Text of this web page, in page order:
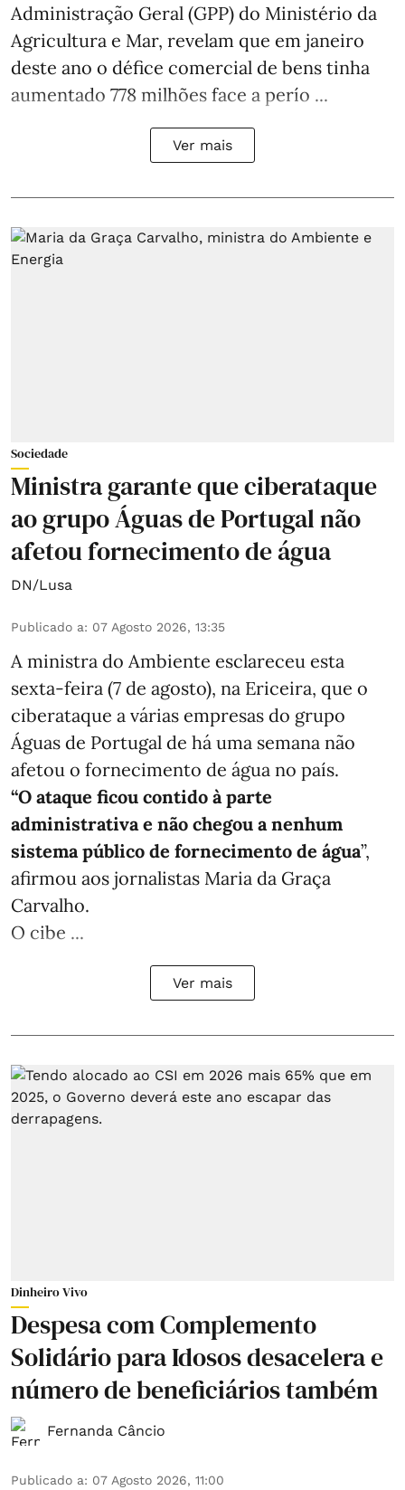
Administração Geral (GPP) do Ministério da
Agricultura e Mar, revelam que em janeiro
deste ano o défice comercial de bens tinha
aumentado 778 milhões face a perío ...
Ver mais
Sociedade
Ministra garante que ciberataque
ao grupo Águas de Portugal não
afetou fornecimento de água
DN/Lusa
Publicado a: 07 Agosto 2026, 13:35
A ministra do Ambiente esclareceu esta
sexta-feira (7 de agosto), na Ericeira, que o
ciberataque a várias empresas do grupo
Águas de Portugal de há uma semana não
afetou o fornecimento de água no país.
“O ataque ficou contido à parte
administrativa e não chegou a nenhum
sistema público de fornecimento de água”,
afirmou aos jornalistas Maria da Graça
Carvalho.
O cibe ...
Ver mais
Dinheiro Vivo
Despesa com Complemento
Solidário para Idosos desacelera e
número de beneficiários também
Fernanda Câncio
Publicado a: 07 Agosto 2026, 11:00